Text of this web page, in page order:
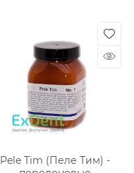
Pele Tim (Пеле Тим) -